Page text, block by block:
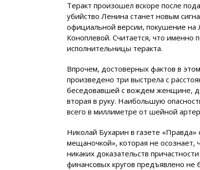
Теракт произошел вскоре после
убийство Ленина станет новым
официальной версии, покушение на
Коноплевой. Считается, что именно
исполнительницы теракта.
Впрочем, достоверных фактов в
произведено три выстрела с
беседовавшей с вождем женщине,
вторая в руку. Наибольшую
всего в миллиметре от шейной
Николай Бухарин в газете
мещаночкой», которая не осознает,
никаких доказательств
финансовых кругов предъявлено не